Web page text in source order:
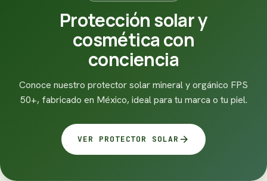
Protección solar y
cosmética con
conciencia
Conoce nuestro protector solar mineral y orgánico FPS
50+, fabricado en México, ideal para tu marca o tu piel.
VER PROTECTOR SOLAR arrow_forward